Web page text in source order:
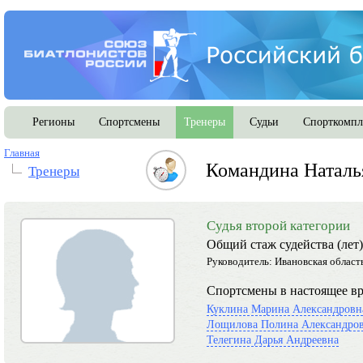
Регионы Спортсмены Тренеры Судьи
Главная
Тренеры Командина
Судья второй категории
Общий стаж судейства
Руководитель: Ивановская
Спортсмены в настоящее
Куклина Марина
Лощилова Полина
Телегина Дарья Андреевна